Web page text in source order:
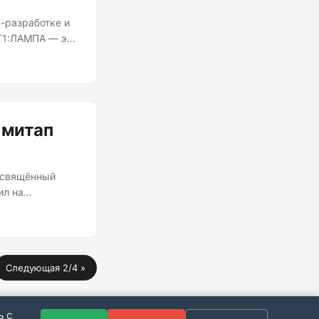
и
— это
живое
на
Следующая 2/4 »
с